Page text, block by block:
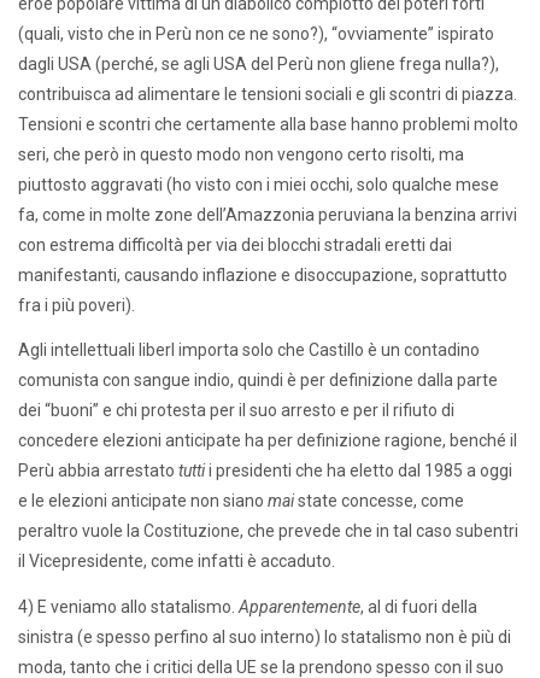
(quali, visto che in Perù non ce ne sono?), “ovviamente” ispirato
dagli USA (perché, se agli USA del Perù non gliene frega nulla?),
contribuisca ad alimentare le tensioni sociali e gli scontri di piazza.
Tensioni e scontri che certamente alla base hanno problemi molto
seri, che però in questo modo non vengono certo risolti, ma
piuttosto aggravati (ho visto con i miei occhi, solo qualche mese
fa, come in molte zone dell’Amazzonia peruviana la benzina arrivi
con estrema difficoltà per via dei blocchi stradali eretti dai
manifestanti, causando inflazione e disoccupazione, soprattutto
fra i più poveri).
Agli intellettuali liberl importa solo che Castillo è un contadino
comunista con sangue indio, quindi è per definizione dalla parte
dei “buoni” e chi protesta per il suo arresto e per il rifiuto di
concedere elezioni anticipate ha per definizione ragione, benché il
Perù abbia arrestato tuttii presidenti che ha eletto dal 1985 a oggi
e le elezioni anticipate non siano maistate concesse, come
peraltro vuole la Costituzione, che prevede che in tal caso subentri
il Vicepresidente, come infatti è accaduto.
4) E veniamo allo statalismo. Apparentemente, al di fuori della
sinistra (e spesso perfino al suo interno) lo statalismo non è più di
moda, tanto che i critici della UE se la prendono spesso con il suo